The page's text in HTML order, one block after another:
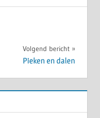
Volgend bericht
Pieken en dalen